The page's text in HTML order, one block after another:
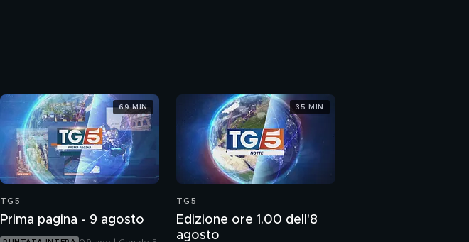
TG5
Prima pagina - 9 agosto
69 MIN
TG5
Edizione ore 1.00 dell'8
agosto
35 MIN